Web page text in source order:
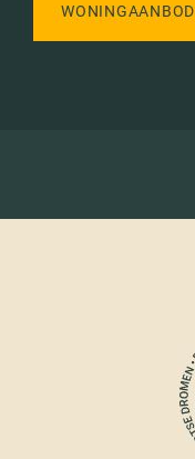
WONINGAANBOD